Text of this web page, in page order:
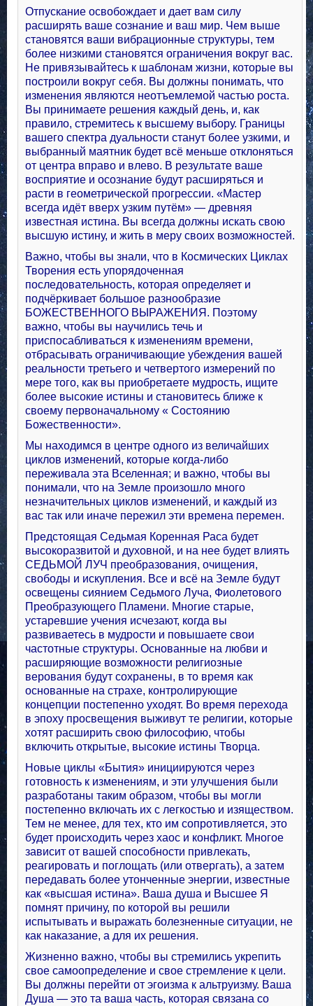
Отпускание освобождает и дает вам силу
расширять ваше сознание и ваш мир. Чем выше
становятся ваши вибрационные структуры, тем
более низкими становятся ограничения вокруг вас.
Не привязывайтесь к шаблонам жизни, которые вы
построили вокруг себя. Вы должны понимать, что
изменения являются неотъемлемой частью роста.
Вы принимаете решения каждый день, и, как
правило, стремитесь к высшему выбору. Границы
вашего спектра дуальности станут более узкими, и
выбранный маятник будет всё меньше отклоняться
от центра вправо и влево. В результате ваше
восприятие и осознание будут расширяться и
расти в геометрической прогрессии. «Мастер
всегда идёт вверх узким путём» — древняя
известная истина. Вы всегда должны искать свою
высшую истину, и жить в меру своих возможностей.
Важно, чтобы вы знали, что в Космических Циклах
Творения есть упорядоченная
последовательность, которая определяет и
подчёркивает большое разнообразие
БОЖЕСТВЕННОГО ВЫРАЖЕНИЯ. Поэтому
важно, чтобы вы научились течь и
приспосабливаться к изменениям времени,
отбрасывать ограничивающие убеждения вашей
реальности третьего и четвертого измерений по
мере того, как вы приобретаете мудрость, ищите
более высокие истины и становитесь ближе к
своему первоначальному « Состоянию
Божественности».
Мы находимся в центре одного из величайших
циклов изменений, которые когда-либо
переживала эта Вселенная; и важно, чтобы вы
понимали, что на Земле произошло много
незначительных циклов изменений, и каждый из
вас так или иначе пережил эти времена перемен.
Предстоящая Седьмая Коренная Раса будет
высокоразвитой и духовной, и на нее будет влиять
СЕДЬМОЙ ЛУЧ преобразования, очищения,
свободы и искупления. Все и всё на Земле будут
освещены сиянием Седьмого Луча, Фиолетового
Преобразующего Пламени. Многие старые,
устаревшие учения исчезают, когда вы
развиваетесь в мудрости и повышаете свои
частотные структуры. Основанные на любви и
расширяющие возможности религиозные
верования будут сохранены, в то время как
основанные на страхе, контролирующие
концепции постепенно уходят. Во время перехода
в эпоху просвещения выживут те религии, которые
хотят расширить свою философию, чтобы
включить открытые, высокие истины Творца.
Новые циклы «Бытия» инициируются через
готовность к изменениям, и эти улучшения были
разработаны таким образом, чтобы вы могли
постепенно включать их с легкостью и изяществом.
Тем не менее, для тех, кто им сопротивляется, это
будет происходить через хаос и конфликт. Многое
зависит от вашей способности привлекать,
реагировать и поглощать (или отвергать), а затем
передавать более утонченные энергии, известные
как «высшая истина». Ваша душа и Высшее Я
помнят причину, по которой вы решили
испытывать и выражать болезненные ситуации, не
как наказание, а для их решения.
Жизненно важно, чтобы вы стремились укрепить
свое самоопределение и свое стремление к цели.
Вы должны перейти от эгоизма к альтруизму. Ваша
Душа — это та ваша часть, которая связана со